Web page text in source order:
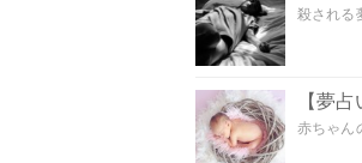
殺される
【夢
赤ちゃん